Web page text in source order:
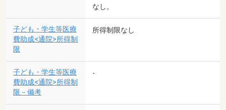
なし。
子ども・学生等医療
費助成<通院>所得制
限
所得制限なし
子ども・学生等医療
費助成<通院>所得制
限－備考
-